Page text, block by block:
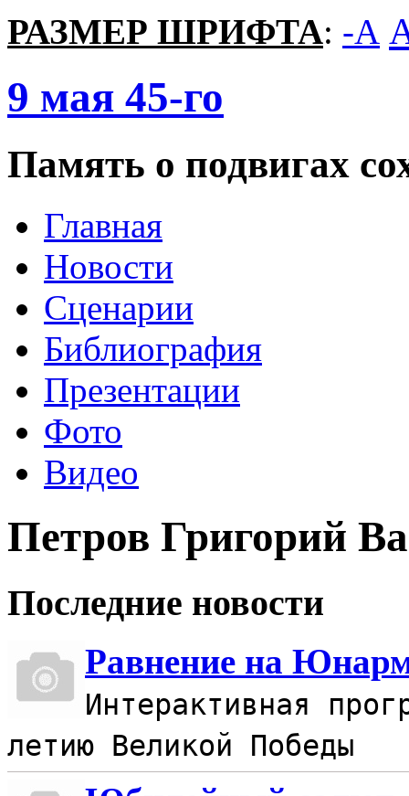
РАЗМЕР ШРИФТА: -A
9 мая 45-го
Память о подвигах
Главная
Новости
Сценарии
Библиография
Презентации
Фото
Видео
Петров Григорий
Последние новости
Равнение на
Интерактивная
летию Великой Победы